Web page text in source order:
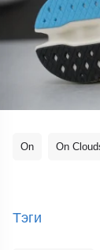
On On
Тэги